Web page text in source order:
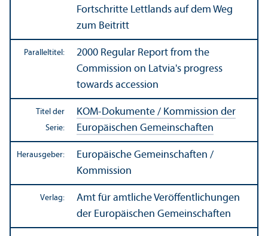
Fortschritte Lettlands auf dem Weg
zum Beitritt
Paralleltitel:
2000 Regular Report from the
Commission on Latvia's progress
towards accession
Titel der
Serie:
KOM-Dokumente / Kommission der
Europäischen Gemeinschaften
Herausgeber:
Europäische Gemeinschaften /
Kommission
Verlag:
Amt für amtliche Veröffentlichungen
der Europäischen Gemeinschaften